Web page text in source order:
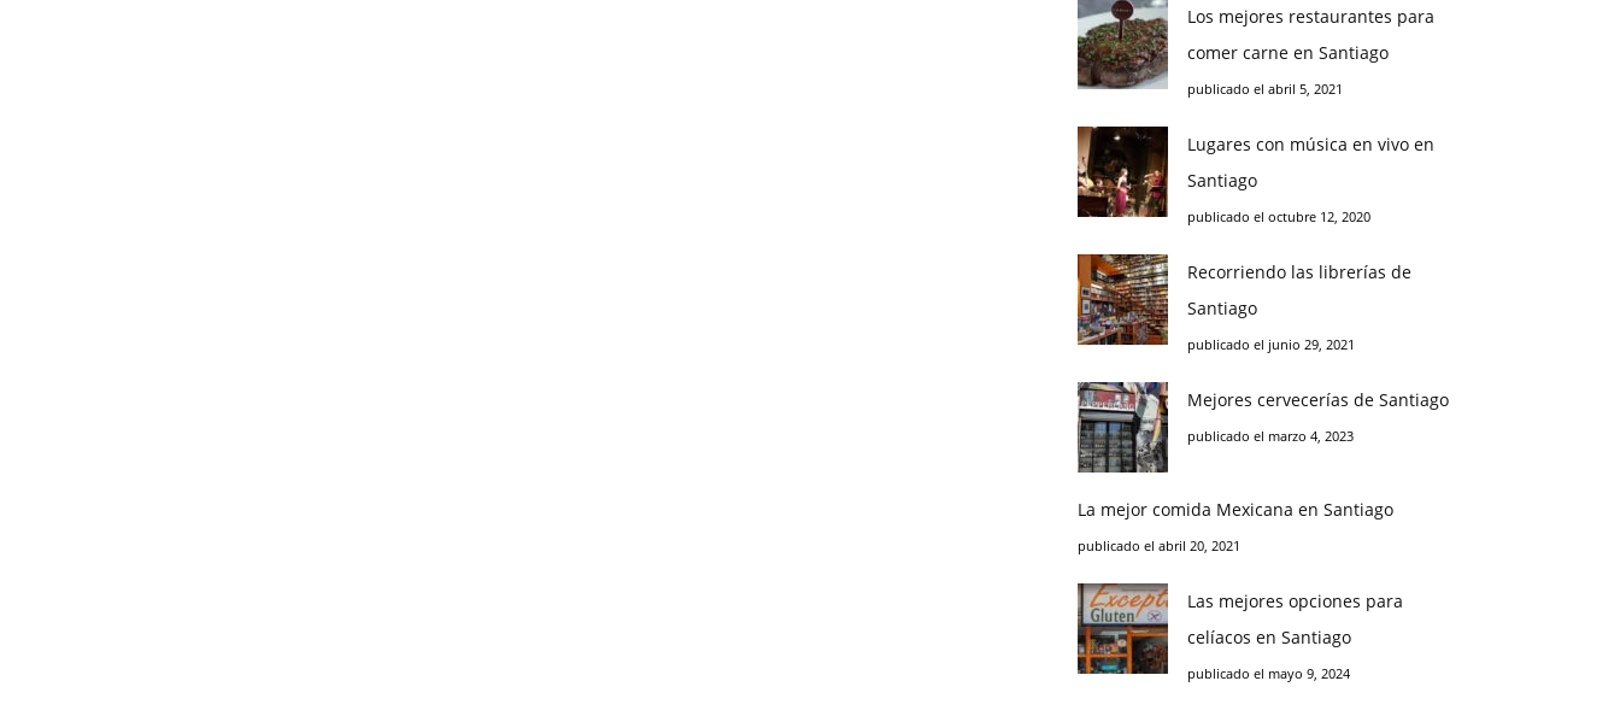
Los mejores restaurantes para
comer carne en Santiago
publicado el abril 5, 2021
Lugares con música en vivo en
Santiago
publicado el octubre 12, 2020
Recorriendo las librerías de
Santiago
publicado el junio 29, 2021
Mejores cervecerías de Santiago
publicado el marzo 4, 2023
La mejor comida Mexicana en Santiago
publicado el abril 20, 2021
Las mejores opciones para
celíacos en Santiago
publicado el mayo 9, 2024